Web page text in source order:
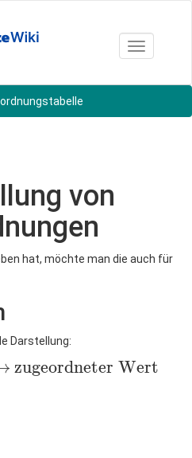
Toggle
von
hat, möchte man die auch für
Darstellung:
\text{zugeordneter
zugeordneter Wert